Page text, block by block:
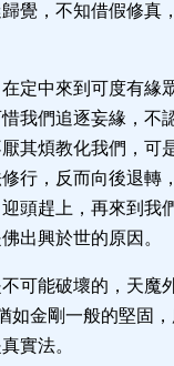
覺，不知借假修真
定中來到可度有緣
我們追逐妄緣，不
其煩教化我們，可
行，反而向後退轉
頭趕上，再來到我
出興於世的原因。
可能破壞的，天魔
如金剛一般的堅固
實法。